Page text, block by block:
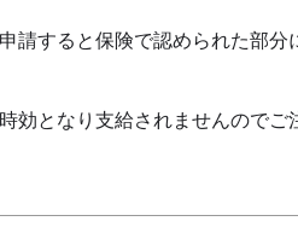
すると保険で認められた部分
効となり支給されませんので